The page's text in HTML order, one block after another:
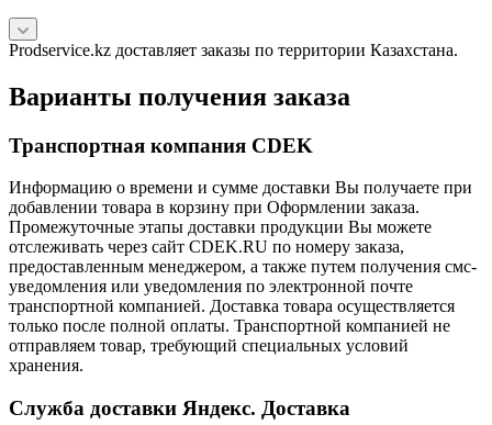
Prodservice.kz доставляет заказы по территории Казахстана.
Варианты получения заказа
Транспортная компания CDEK
Информацию о времени и сумме доставки Вы получаете при
добавлении товара в корзину при Оформлении заказа.
Промежуточные этапы доставки продукции Вы можете
отслеживать через сайт CDEK.RU по номеру заказа,
предоставленным менеджером, а также путем получения смс-
уведомления или уведомления по электронной почте
транспортной компанией. Доставка товара осуществляется
только после полной оплаты. Транспортной компанией не
отправляем товар, требующий специальных условий
хранения.
Служба доставки Яндекс. Доставка